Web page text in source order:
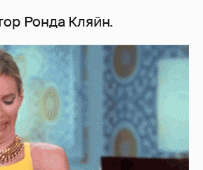
Ронда Кляйн.